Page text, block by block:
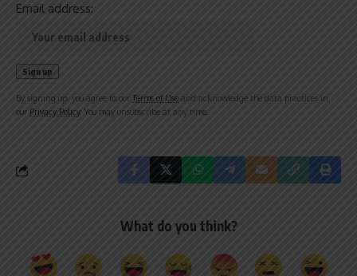
Email address:
By signing up, you agree to our Terms of Use and acknowledge the data practices in
our Privacy Policy. You may unsubscribe at any time.
What do you think?